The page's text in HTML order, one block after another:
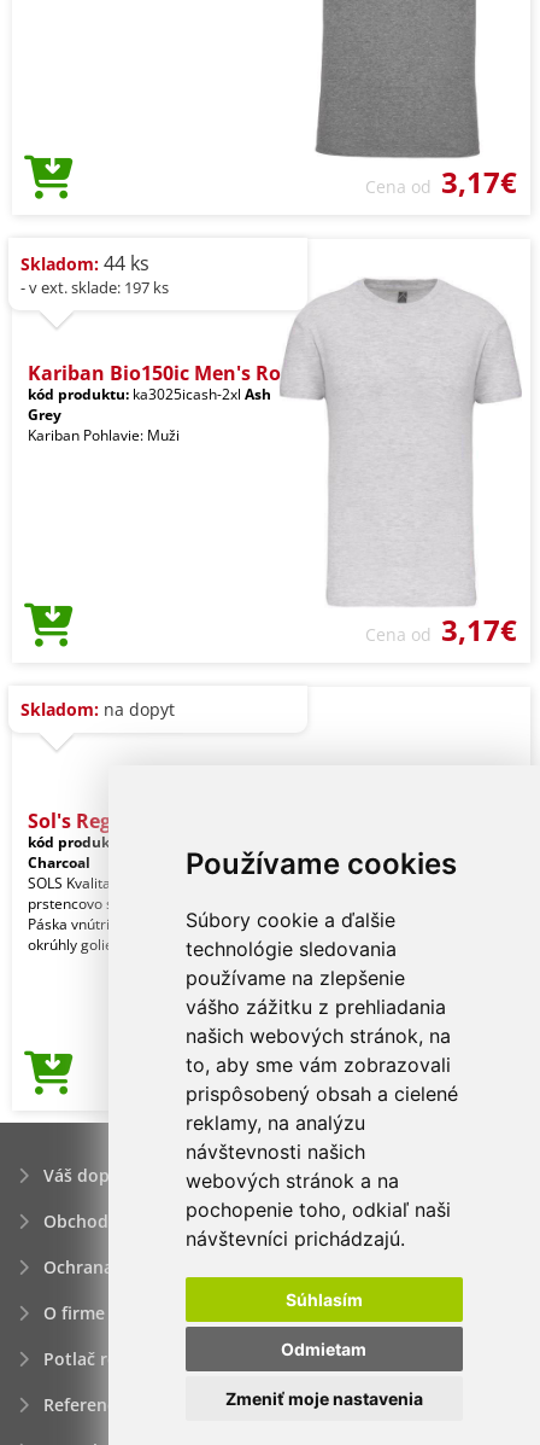
Používame cookies
Súbory cookie a ďalšie
technológie sledovania
používame na zlepšenie
vášho zážitku z prehliadania
našich webových stránok, na
to, aby sme vám zobrazovali
prispôsobený obsah a cielené
reklamy, na analýzu
návštevnosti našich
webových stránok a na
pochopenie toho, odkiaľ naši
návštevníci prichádzajú.
Súhlasím
Odmietam
Zmeniť moje nastavenia
Cena od 3,17€
Skladom: 44 ks
- v ext. sklade: 197 ks
Kariban Bio150ic Men's Ro
kód produktu: ka3025icash-2xl Ash
Grey
Kariban Pohlavie: Muži
Cena od 3,17€
Skladom: na dopyt
Sol's Regent Fit - Men’s
kód produktu:
Charcoal
SOLS Kvalita. 100 % poločesaná
prstencovo spriadaná bavlna. Štýl.
Páska vnútri goliera. Rebrovaný
okrúhly golier z elast
Cena od 3,23€
Váš dopyt
Obchodné podmienky
Ochrana osobných údajov
O firme
Potlač reklamných predmetov
Referencie